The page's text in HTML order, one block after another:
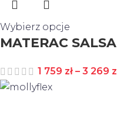
Wybierz opcje
MATERAC
1 759 zł – 3 269